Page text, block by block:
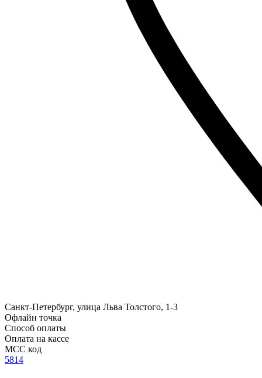
Санкт-Петербург, улица Льва Толстого, 1-3
Офлайн точка
Способ оплаты
Оплата на кассе
MCC код
5814